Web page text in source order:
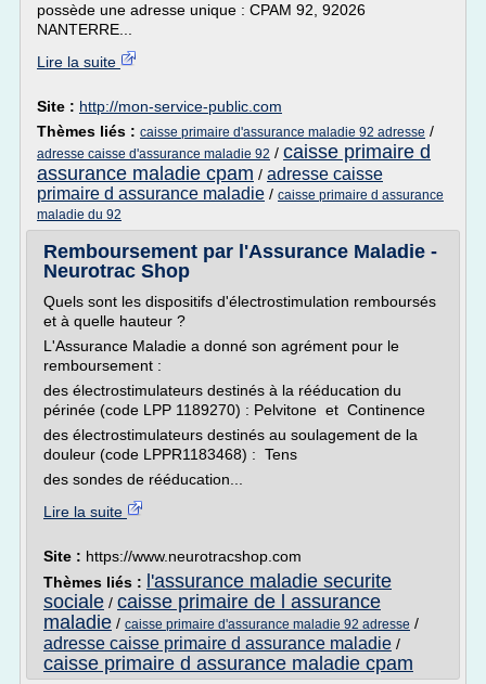
possède une adresse unique : CPAM 92, 92026
NANTERRE...
Lire la suite
Site : http://mon-service-public.com
Thèmes liés : caisse primaire d'assurance maladie 92 adresse /
adresse caisse d'assurance maladie 92 / caisse primaire d
assurance maladie cpam / adresse caisse
primaire d assurance maladie / caisse primaire d assurance
maladie du 92
Remboursement par l'Assurance Maladie -
Neurotrac Shop
Quels sont les dispositifs d'électrostimulation remboursés
et à quelle hauteur ?
L'Assurance Maladie a donné son agrément pour le
remboursement :
des électrostimulateurs destinés à la rééducation du
périnée (code LPP 1189270) : Pelvitone et Continence
des électrostimulateurs destinés au soulagement de la
douleur (code LPPR1183468) : Tens
des sondes de rééducation...
Lire la suite
Site : https://www.neurotracshop.com
Thèmes liés :
l'assurance maladie securite
sociale / caisse primaire de l assurance
maladie / caisse primaire d'assurance maladie 92 adresse /
adresse caisse primaire d assurance maladie /
caisse primaire d assurance maladie cpam